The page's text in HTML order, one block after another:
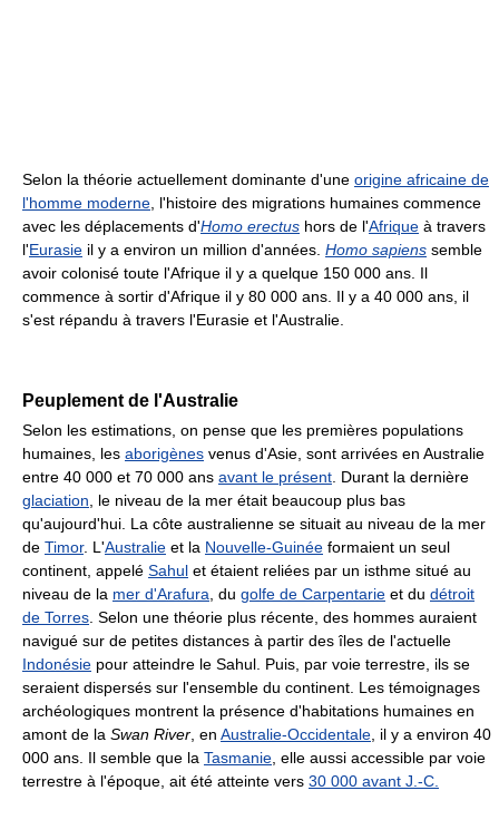
Selon la théorie actuellement dominante d'une origine africaine de
l'homme moderne , l'histoire des migrations humaines commence
avec les déplacements d'Homo erectus hors de l'Afrique à travers
l'Eurasie il y a environ un million d'années. Homo sapiens semble
avoir colonisé toute l'Afrique il y a quelque 150 000 ans. Il
commence à sortir d'Afrique il y 80 000 ans. Il y a 40 000 ans, il
s'est répandu à travers l'Eurasie et l'Australie.
Peuplement de l'Australie
Selon les estimations, on pense que les premières populations
humaines, les aborigènes venus d'Asie, sont arrivées en Australie
entre 40 000 et 70 000 ans avant le présent . Durant la dernière
glaciation , le niveau de la mer était beaucoup plus bas
qu'aujourd'hui. La côte australienne se situait au niveau de la mer
de Timor. L'Australie et la Nouvelle-Guinée formaient un seul
continent, appelé Sahul et étaient reliées par un isthme situé au
niveau de la mer d'Arafura , du golfe de Carpentarie et du détroit
de Torres . Selon une théorie plus récente, des hommes auraient
navigué sur de petites distances à partir des îles de l'actuelle
Indonésie pour atteindre le Sahul. Puis, par voie terrestre, ils se
seraient dispersés sur l'ensemble du continent. Les témoignages
archéologiques montrent la présence d'habitations humaines en
amont de la Swan River , en Australie-Occidentale , il y a environ 40
000 ans. Il semble que la Tasmanie , elle aussi accessible par voie
terrestre à l'époque, ait été atteinte vers 30 000 avant J.-C.